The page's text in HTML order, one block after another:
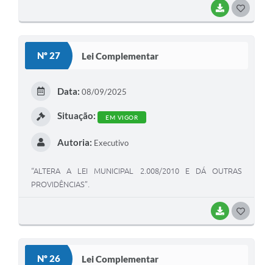
BAIXAR
Nº 27 Lei Complementar
BAIXAR
Data: 08/09/2025
Situação: EM VIGOR
Autoria: Executivo
“ALTERA A LEI MUNICIPAL 2.008/2010 E DÁ OUTRAS
PROVIDÊNCIAS”.
Nº 26 Lei Complementar